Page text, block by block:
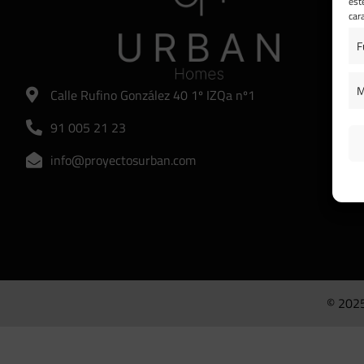
Calle Rufino González 40 1º IZQa nº1
91 005 21 23
info@proyectosurban.com
©